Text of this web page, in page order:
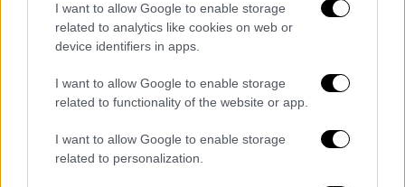
I want to allow Google to enable storage
related to analytics like cookies on web or
device identifiers in apps.
I want to allow Google to enable storage
related to functionality of the website or app.
I want to allow Google to enable storage
related to personalization.
2. Κατοίκος Κωνσταντίνος – Αθηνών
3. Παπαπέτρου Αναστάσιος – Αθηνών
4. Βεργέτης Χρήστος – Αρκαδίας
5. Τσέτσιλας Κωνσταντίνος – Γρεβενών Ν
6. Νταούλας Φώτιος – Δυτικής Αττικής Ν
7. Ματσούκας Μιχαήλ – Ευβοίας
8. Ζαμπαλάς Σπυρίδων – Ηπείρου